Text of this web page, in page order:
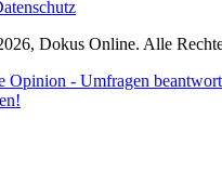
Dokus Online. Alle